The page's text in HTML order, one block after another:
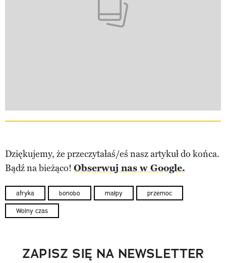
Dziękujemy, że przeczytałaś/eś nasz artykuł do końca.
Bądź na bieżąco! Obserwuj nas w Google.
afryka bonobo małpy przemoc
Wolny czas
ZAPISZ SIĘ NA NEWSLETTER